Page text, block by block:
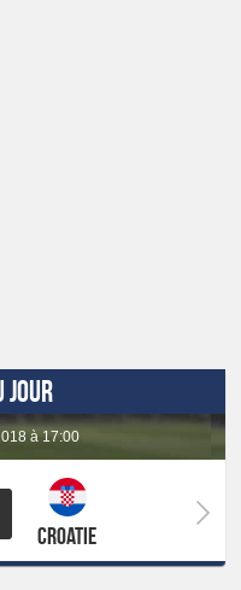
JOUR
à 17:00
Croatie